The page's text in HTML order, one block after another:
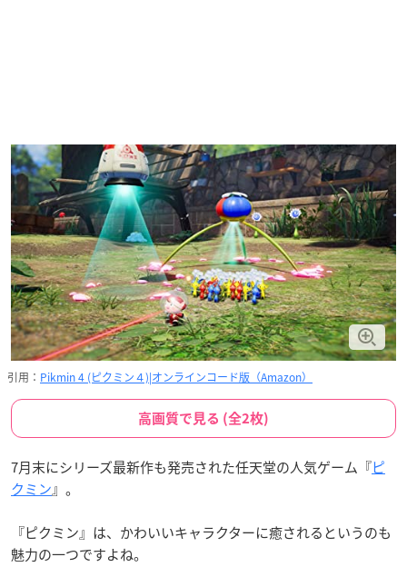
引用： Pikmin 4 (ピクミン４)|オンラインコード版（Amazon）
高画質で見る (全2枚)
7月末にシリーズ最新作も発売された任天堂の人気ゲーム『ピ
クミン』。
『ピクミン』は、かわいいキャラクターに癒されるというのも
魅力の一つですよね。